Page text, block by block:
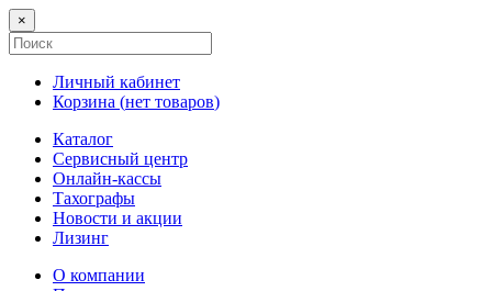
×
Личный кабинет
Корзина (нет товаров)
Каталог
Сервисный центр
Онлайн-кассы
Тахографы
Новости и акции
Лизинг
О компании